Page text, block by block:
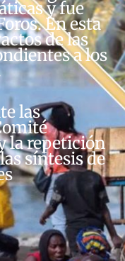
y fue
En esta
de las
a los
las
la repetición
síntesis de